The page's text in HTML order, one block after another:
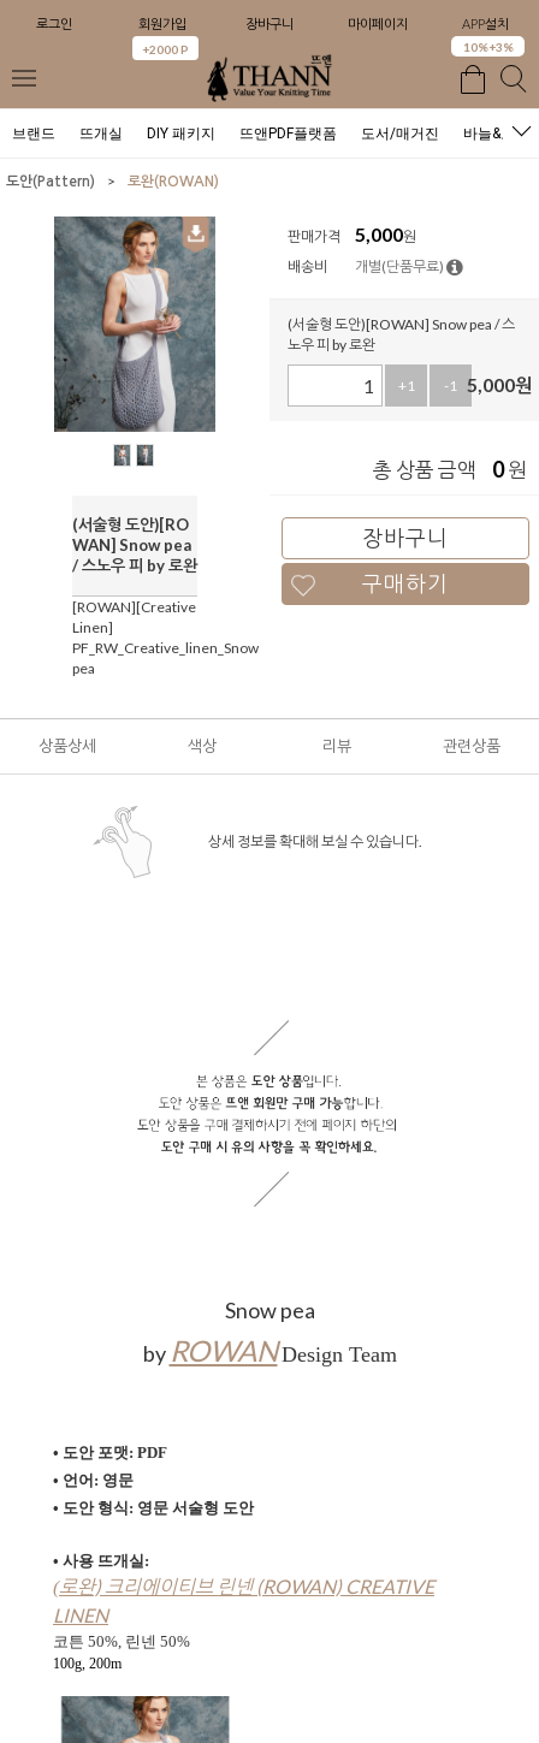
로그인 회원가입
+2000 P
장바구니 마이페이지 APP설치
10%+3%
브랜드 뜨개실 DIY 패키지 뜨앤PDF플랫폼 도서/매거진 바늘&도구
도안(Pattern) > 로완(ROWAN)
(서술형 도안)[RO
WAN] Snow pea
/ 스노우 피 by 로완
[ROWAN][Creative
Linen]
PF_RW_Creative_linen_Snow
pea
판매가격 5,000원
배송비
개별(단품무료)
(서술형 도안)[ROWAN] Snow pea / 스
노우 피 by 로완
+1 -1 5,000원
총 상품 금액 0원
장바구니
구매하기
상품상세 색상 리뷰 관련상품
상세 정보를 확대해 보실 수 있습니다.
Snow pea
by ROWANDesign Team
• 도안 포맷: PDF
• 언어: 영문
• 도안 형식: 영문 서술형 도안
• 사용 뜨개실:
(로완) 크리에이티브 린넨 (ROWAN) CREATIVE
LINEN
코튼 50%, 린넨 50%
100g, 200m